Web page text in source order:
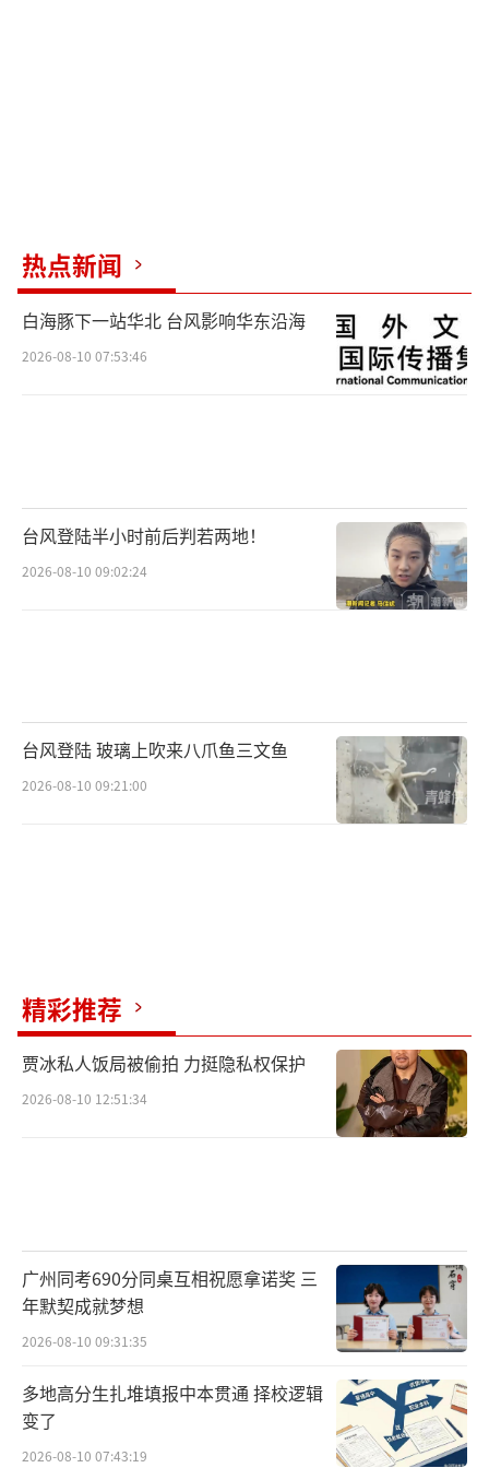
热点新闻
白海豚下一站华北 台风影响华东沿海
2026-08-10 07:53:46
台风登陆半小时前后判若两地！
2026-08-10 09:02:24
台风登陆 玻璃上吹来八爪鱼三文鱼
2026-08-10 09:21:00
精彩推荐
贾冰私人饭局被偷拍 力挺隐私权保护
2026-08-10 12:51:34
广州同考690分同桌互相祝愿拿诺奖 三
年默契成就梦想
2026-08-10 09:31:35
多地高分生扎堆填报中本贯通 择校逻辑
变了
2026-08-10 07:43:19